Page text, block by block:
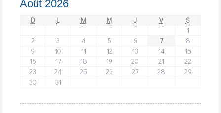
Août 2026
D L M M J V
S
1
2
3 4 5 6 7
8
9
10 11 12 13 14
15
16
17 18 19 20 21
22
23
24 25 26 27 28
29
30
31